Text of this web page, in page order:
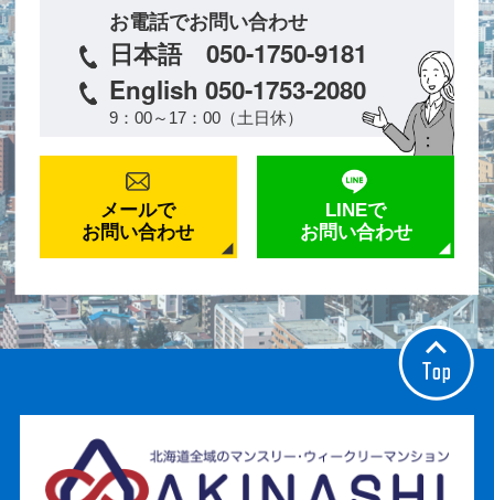
お電話でお問い合わせ
日本語 050-1750-9181
English 050-1753-2080
9：00～17：00（土日休）
メールで
お問い合わせ
LINEで
お問い合わせ